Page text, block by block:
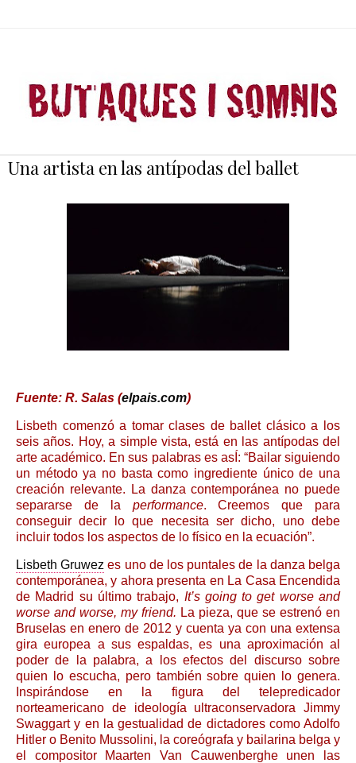
Una artista en las antípodas del ballet
Fuente: R. Salas (elpais.com)
Lisbeth comenzó a tomar clases de ballet clásico a los
seis años. Hoy, a simple vista, está en las antípodas del
arte académico. En sus palabras es asÍ: “Bailar siguiendo
un método ya no basta como ingrediente único de una
creación relevante. La danza contemporánea no puede
separarse de la performance. Creemos que para
conseguir decir lo que necesita ser dicho, uno debe
incluir todos los aspectos de lo físico en la ecuación”.
Lisbeth Gruwez es uno de los puntales de la danza belga
contemporánea, y ahora presenta en La Casa Encendida
de Madrid su último trabajo, It’s going to get worse and
worse and worse, my friend. La pieza, que se estrenó en
Bruselas en enero de 2012 y cuenta ya con una extensa
gira europea a sus espaldas, es una aproximación al
poder de la palabra, a los efectos del discurso sobre
quien lo escucha, pero también sobre quien lo genera.
Inspirándose en la figura del telepredicador
norteamericano de ideología ultraconservadora Jimmy
Swaggart y en la gestualidad de dictadores como Adolfo
Hitler o Benito Mussolini, la coreógrafa y bailarina belga y
el compositor Maarten Van Cauwenberghe unen las